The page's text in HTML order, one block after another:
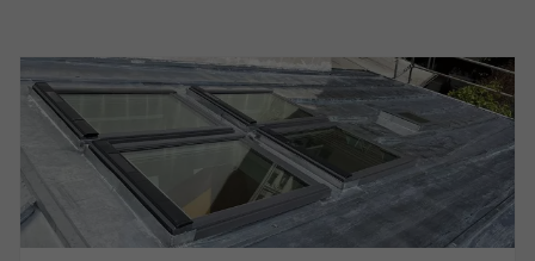
article explore comment un Velux peut
transformer votre maison en améliorant la
ventilation et le confort intérieur.